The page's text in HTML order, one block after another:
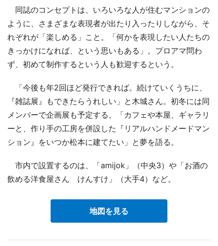
同誌のコンセプトは、いろいろな人が住むマンションの
ように、さまざまな表現者が出たり入ったりしながら、そ
れぞれが「楽しめる」こと。「何かを表現したい人たちの
きっかけになれば、という思いもある」。プロアマ問わ
ず、初めて制作するという人も歓迎するという。
「今後も年2回ほど発行できれば。続けていくうちに、
『雑誌展』もできたらうれしい」と木城さん。初冬には同
メンバーで企画展も予定する。「カフェや本屋、ギャラリ
ーと、作り手の工房を併設した『リアルハンドメードマン
ション』をいつか松本に建てたい」と夢を語る。
市内で設置するのは、「amijok」（中央3）や「お酒の
飲める洋食屋さん けんすけ」（大手4）など。
地図を見る